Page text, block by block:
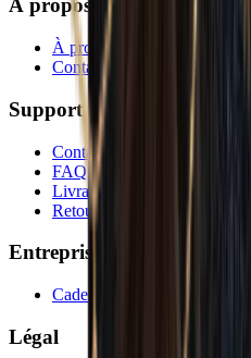
À propos
À propos de nous
Contactez-nous
Support
Contactez-nous
FAQ
Livraison
Retours et remboursements
Entreprise
Cadeaux d'entreprise
Légal